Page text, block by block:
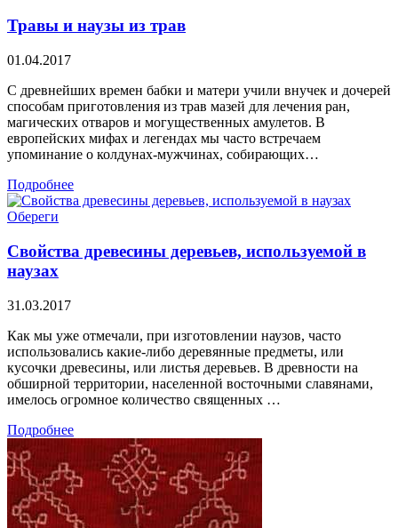
Травы и наузы из трав
01.04.2017
С древнейших времен бабки и матери учили внучек и дочерей
способам приготовления из трав мазей для лечения ран,
магических отваров и могущественных амулетов. В
европейских мифах и легендах мы часто встречаем
упоминание о колдунах-мужчинах, собирающих…
Подробнее
Обереги
Свойства древесины деревьев, используемой в
наузах
31.03.2017
Как мы уже отмечали, при изготовлении наузов, часто
использовались какие-либо деревянные предметы, или
кусочки древесины, или листья деревьев. В древности на
обширной территории, населенной восточными славянами,
имелось огромное количество священных …
Подробнее